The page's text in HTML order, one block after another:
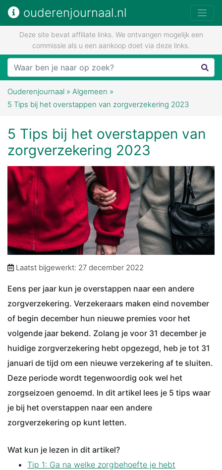
ouderenjournaal.nl
Deze site bevat affiliate links. We ontvangen mogelijk een
commissie als u een aankoop doet via deze links.
Ouderenjournaal » Algemeen »
5 Tips bij het overstappen van zorgverzekering 2023
5 Tips bij het overstappen van
zorgverzekering 2023
Laatst bijgewerkt: 27 december 2022
Eens per jaar kun je overstappen naar een andere
zorgverzekering. Verzekeraars maken eind november
of begin december hun nieuwe premies voor het
volgende jaar bekend. Zolang je voor 31 december je
huidige zorgverzekering hebt opgezegd, heb je tot 31
januari de tijd om een nieuwe verzekering af te sluiten.
Deze periode wordt tegenwoordig ook wel het
zorgseizoen genoemd. In dit artikel lees je 5 tips waar
je bij het overstappen naar een andere
zorgverzekering op kunt letten.
Wat kun je lezen in dit artikel?
Tip 1: Ga na welke zorgbehoefte je hebt